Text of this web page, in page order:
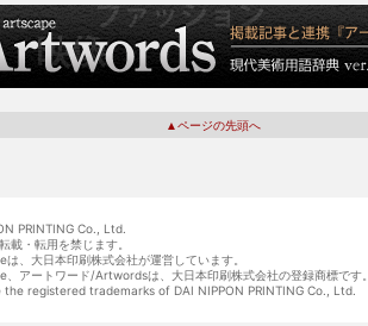
▲ページの先頭へ
PRINTING Co., Ltd.
載・転用を禁じます。
、大日本印刷株式会社が運営しています。
アートワード/Artwordsは、大日本印刷株式会社の登録商標です。
registered trademarks of DAI NIPPON PRINTING Co., Ltd.